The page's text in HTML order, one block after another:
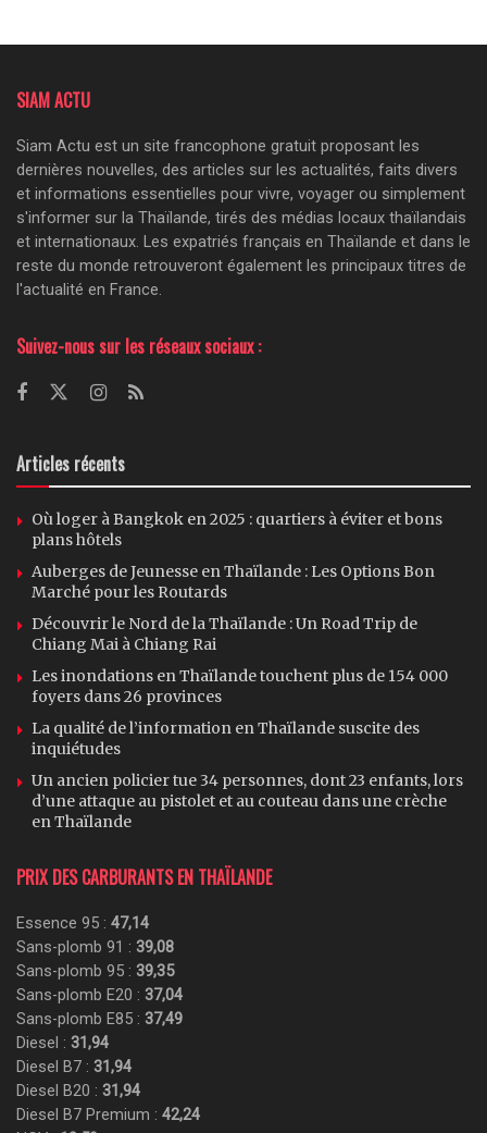
SIAM ACTU
Siam Actu est un site francophone gratuit proposant les
dernières nouvelles, des articles sur les actualités, faits divers
et informations essentielles pour vivre, voyager ou simplement
s'informer sur la Thaïlande, tirés des médias locaux thaïlandais
et internationaux. Les expatriés français en Thaïlande et dans le
reste du monde retrouveront également les principaux titres de
l'actualité en France.
Suivez-nous sur les réseaux sociaux :
Articles récents
Où loger à Bangkok en 2025 : quartiers à éviter et bons
plans hôtels
Auberges de Jeunesse en Thaïlande : Les Options Bon
Marché pour les Routards
Découvrir le Nord de la Thaïlande : Un Road Trip de
Chiang Mai à Chiang Rai
Les inondations en Thaïlande touchent plus de 154 000
foyers dans 26 provinces
La qualité de l’information en Thaïlande suscite des
inquiétudes
Un ancien policier tue 34 personnes, dont 23 enfants, lors
d’une attaque au pistolet et au couteau dans une crèche
en Thaïlande
PRIX DES CARBURANTS EN THAÏLANDE
Essence 95 : 47,14
Sans-plomb 91 : 39,08
Sans-plomb 95 : 39,35
Sans-plomb E20 : 37,04
Sans-plomb E85 : 37,49
Diesel : 31,94
Diesel B7 : 31,94
Diesel B20 : 31,94
Diesel B7 Premium : 42,24